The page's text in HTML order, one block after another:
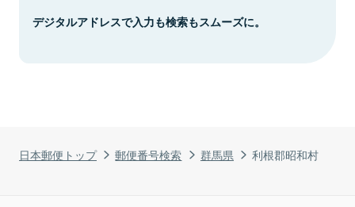
日本郵便トップ 郵便番号検索 群馬県 利根郡昭和村
デジタルアドレスで入力も検索もスムーズに。